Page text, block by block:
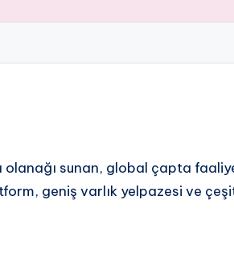
olanağı sunan, global çapta
geniş varlık yelpazesi ve